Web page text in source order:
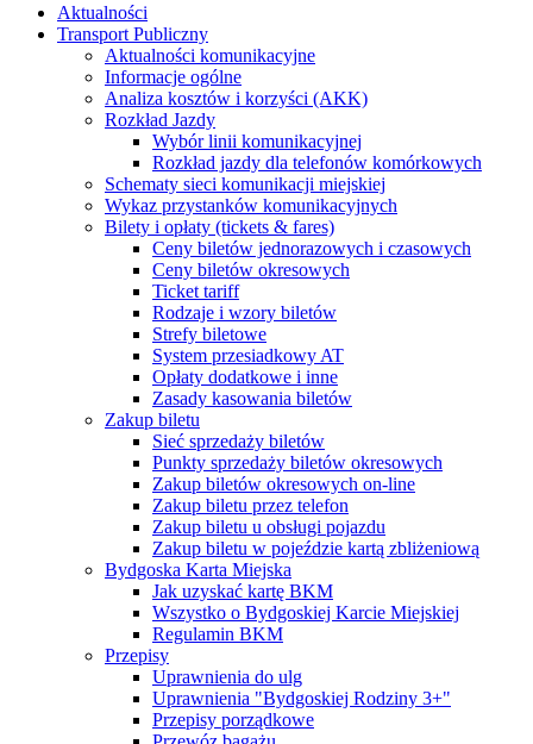
Aktualności
Transport Publiczny
Aktualności komunikacyjne
Informacje ogólne
Analiza kosztów i korzyści (AKK)
Rozkład Jazdy
Wybór linii komunikacyjnej
Rozkład jazdy dla telefonów komórkowych
Schematy sieci komunikacji miejskiej
Wykaz przystanków komunikacyjnych
Bilety i opłaty (tickets & fares)
Ceny biletów jednorazowych i czasowych
Ceny biletów okresowych
Ticket tariff
Rodzaje i wzory biletów
Strefy biletowe
System przesiadkowy AT
Opłaty dodatkowe i inne
Zasady kasowania biletów
Zakup biletu
Sieć sprzedaży biletów
Punkty sprzedaży biletów okresowych
Zakup biletów okresowych on-line
Zakup biletu przez telefon
Zakup biletu u obsługi pojazdu
Zakup biletu w pojeździe kartą zbliżeniową
Bydgoska Karta Miejska
Jak uzyskać kartę BKM
Wszystko o Bydgoskiej Karcie Miejskiej
Regulamin BKM
Przepisy
Uprawnienia do ulg
Uprawnienia "Bydgoskiej Rodziny 3+"
Przepisy porządkowe